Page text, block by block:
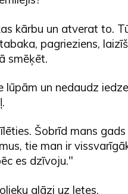
kārbu un atverat to.
pagrieziens,
smēķēt.
un nedaudz
Šobrīd mans
tie man ir
es dzīvoju."
glāzi uz letes.